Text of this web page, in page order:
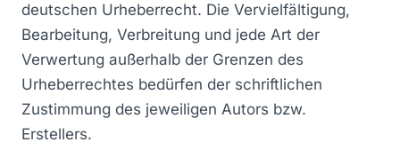
deutschen Urheberrecht. Die Vervielfältigung,
Bearbeitung, Verbreitung und jede Art der
Verwertung außerhalb der Grenzen des
Urheberrechtes bedürfen der schriftlichen
Zustimmung des jeweiligen Autors bzw.
Erstellers.